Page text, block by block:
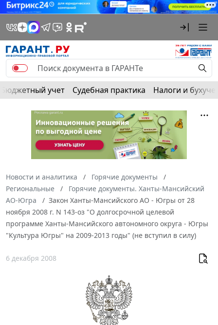
Бюджетный учет Судебная практика Налоги и
Новости и аналитика
Горячие документы
Региональные
Горячие документы. Ханты-Мансийский
АО-Югра
Закон Ханты-Мансийского АО - Югры от 28
ноября 2008 г. N 143-оз "О долгосрочной целевой
программе Ханты-Мансийского автономного округа - Югры
"Культура Югры" на 2009-2013 годы" (не вступил в силу)
6 декабря 2008